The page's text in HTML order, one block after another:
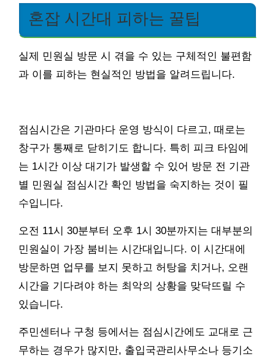
혼잡 시간대 피하는 꿀팁
실제 민원실 방문 시 겪을 수 있는 구체적인 불편함
과 이를 피하는 현실적인 방법을 알려드립니다.
점심시간은 기관마다 운영 방식이 다르고, 때로는
창구가 통째로 닫히기도 합니다. 특히 피크 타임에
는 1시간 이상 대기가 발생할 수 있어 방문 전 기관
별 민원실 점심시간 확인 방법을 숙지하는 것이 필
수입니다.
오전 11시 30분부터 오후 1시 30분까지는 대부분의
민원실이 가장 붐비는 시간대입니다. 이 시간대에
방문하면 업무를 보지 못하고 허탕을 치거나, 오랜
시간을 기다려야 하는 최악의 상황을 맞닥뜨릴 수
있습니다.
주민센터나 구청 등에서는 점심시간에도 교대로 근
무하는 경우가 많지만, 출입국관리사무소나 등기소